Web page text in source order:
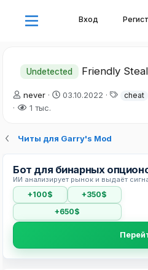
Вход
Undetected Friendly
А
в
р
м
ы
never
Д
н
а
л
а
03.10.2022
Тcheat
1 тыс.
Читы для Garry's Mod
Бот для бинарных
ИИ анализирует рынок и выдаёт
+100$
+350$
+650$